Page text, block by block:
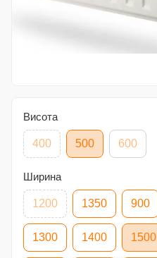
Висота
400 500 600
Ширина
1200 1350 900
1300 1400 1500